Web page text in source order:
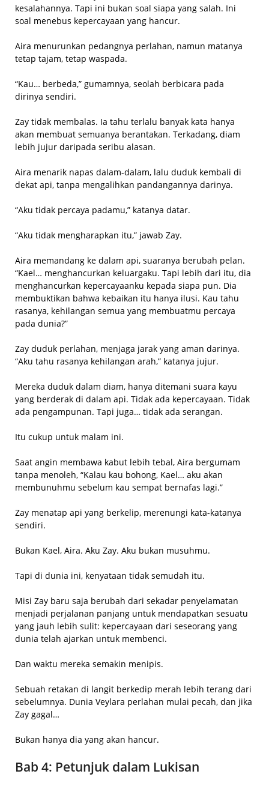
kesalahannya. Tapi ini bukan soal siapa yang salah. Ini
soal menebus kepercayaan yang hancur.
Aira menurunkan pedangnya perlahan, namun matanya
tetap tajam, tetap waspada.
“Kau… berbeda,” gumamnya, seolah berbicara pada
dirinya sendiri.
Zay tidak membalas. Ia tahu terlalu banyak kata hanya
akan membuat semuanya berantakan. Terkadang, diam
lebih jujur daripada seribu alasan.
Aira menarik napas dalam-dalam, lalu duduk kembali di
dekat api, tanpa mengalihkan pandangannya darinya.
“Aku tidak percaya padamu,” katanya datar.
“Aku tidak mengharapkan itu,” jawab Zay.
Aira memandang ke dalam api, suaranya berubah pelan.
“Kael… menghancurkan keluargaku. Tapi lebih dari itu, dia
menghancurkan kepercayaanku kepada siapa pun. Dia
membuktikan bahwa kebaikan itu hanya ilusi. Kau tahu
rasanya, kehilangan semua yang membuatmu percaya
pada dunia?”
Zay duduk perlahan, menjaga jarak yang aman darinya.
“Aku tahu rasanya kehilangan arah,” katanya jujur.
Mereka duduk dalam diam, hanya ditemani suara kayu
yang berderak di dalam api. Tidak ada kepercayaan. Tidak
ada pengampunan. Tapi juga… tidak ada serangan.
Itu cukup untuk malam ini.
Saat angin membawa kabut lebih tebal, Aira bergumam
tanpa menoleh, “Kalau kau bohong, Kael… aku akan
membunuhmu sebelum kau sempat bernafas lagi.”
Zay menatap api yang berkelip, merenungi kata-katanya
sendiri.
Bukan Kael, Aira. Aku Zay. Aku bukan musuhmu.
Tapi di dunia ini, kenyataan tidak semudah itu.
Misi Zay baru saja berubah dari sekadar penyelamatan
menjadi perjalanan panjang untuk mendapatkan sesuatu
yang jauh lebih sulit: kepercayaan dari seseorang yang
dunia telah ajarkan untuk membenci.
Dan waktu mereka semakin menipis.
Sebuah retakan di langit berkedip merah lebih terang dari
sebelumnya. Dunia Veylara perlahan mulai pecah, dan jika
Zay gagal…
Bukan hanya dia yang akan hancur.
Bab 4: Petunjuk dalam Lukisan